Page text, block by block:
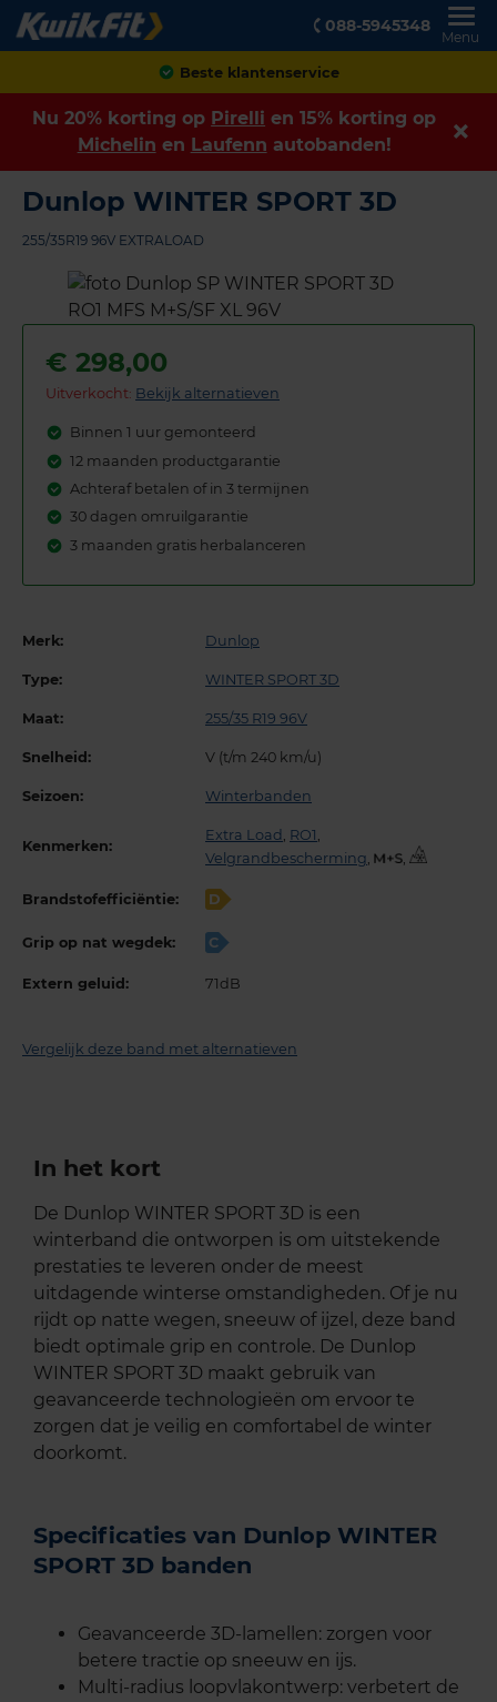
088-5945348
Menu
Beste klantenservice
Nu 20% korting op Pirelli en 15% korting op
Michelin en Laufenn autobanden!
Dunlop WINTER SPORT 3D
255/35R19 96V EXTRALOAD
€ 298,00
Uitverkocht: Bekijk alternatieven
Binnen 1 uur gemonteerd
12 maanden productgarantie
Achteraf betalen of in 3 termijnen
30 dagen omruilgarantie
3 maanden gratis herbalanceren
Merk: Dunlop
Type: WINTER SPORT 3D
Maat: 255/35 R19 96V
Snelheid: V (t/m 240 km/u)
Seizoen: Winterbanden
Kenmerken:
Extra Load , RO1 ,
Velgrandbescherming, ,
Brandstofefficiëntie: D
Grip op nat wegdek: C
Extern geluid: 71dB
Vergelijk deze band met alternatieven
In het kort
De Dunlop WINTER SPORT 3D is een
winterband die ontworpen is om uitstekende
prestaties te leveren onder de meest
uitdagende winterse omstandigheden. Of je nu
rijdt op natte wegen, sneeuw of ijzel, deze band
biedt optimale grip en controle. De Dunlop
WINTER SPORT 3D maakt gebruik van
geavanceerde technologieën om ervoor te
zorgen dat je veilig en comfortabel de winter
doorkomt.
Specificaties van Dunlop WINTER
SPORT 3D banden
Geavanceerde 3D-lamellen: zorgen voor
betere tractie op sneeuw en ijs.
Multi-radius loopvlakontwerp: verbetert de